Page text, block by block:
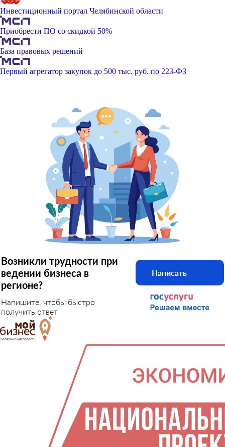
Инвестиционный портал Челябинской области
Приобрести ПО со скидкой 50%
База правовых решений
Первый агрегатор закупок до 500 тыс. руб. по 223-ФЗ
Возникли трудности при
ведении бизнеса в
регионе?
Напишите, чтобы быстро
получить ответ
Написать